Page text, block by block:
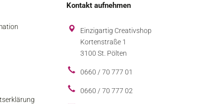
Kontakt aufnehmen
Einzigartig Creativshop
Kortenstraße 1
3100 St. Pölten
0660 / 70 777 01
0660 / 70 777 02